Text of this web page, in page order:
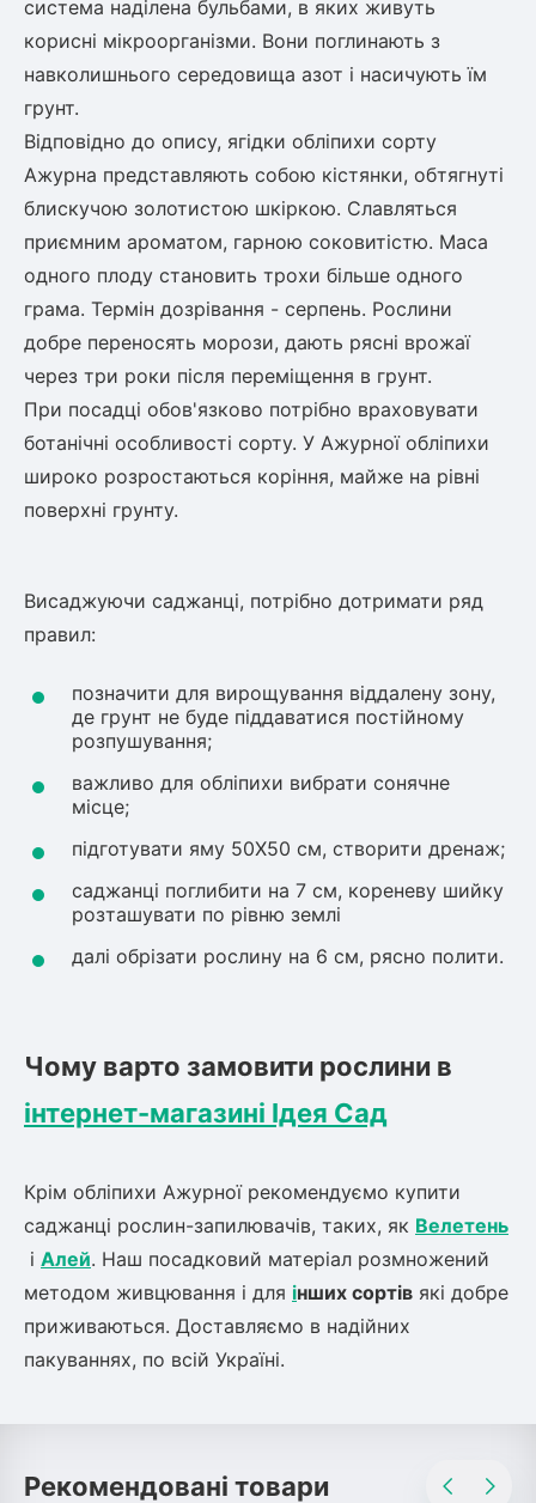
система наділена бульбами, в яких живуть
корисні мікроорганізми. Вони поглинають з
навколишнього середовища азот і насичують їм
грунт.
Відповідно до опису, ягідки обліпихи сорту
Ажурна представляють собою кістянки, обтягнуті
блискучою золотистою шкіркою. Славляться
приємним ароматом, гарною соковитістю. Маса
одного плоду становить трохи більше одного
грама. Термін дозрівання - серпень. Рослини
добре переносять морози, дають рясні врожаї
через три роки після переміщення в грунт.
При посадці обов'язково потрібно враховувати
ботанічні особливості сорту. У Ажурної обліпихи
широко розростаються коріння, майже на рівні
поверхні грунту.
Висаджуючи саджанці, потрібно дотримати ряд
правил:
позначити для вирощування віддалену зону,
де грунт не буде піддаватися постійному
розпушування;
важливо для обліпихи вибрати сонячне
місце;
підготувати яму 50Х50 см, створити дренаж;
саджанці поглибити на 7 см, кореневу шийку
розташувати по рівню землі
далі обрізати рослину на 6 см, рясно полити.
Чому варто замовити рослини в
інтернет-магазині Ідея Сад
Крім обліпихи Ажурної рекомендуємо купити
саджанці рослин-запилювачів, таких, як Велетень
і Алей. Наш посадковий матеріал розмножений
методом живцювання і для інших сортів які добре
приживаються. Доставляємо в надійних
пакуваннях, по всій Україні.
Рекомендовані товари